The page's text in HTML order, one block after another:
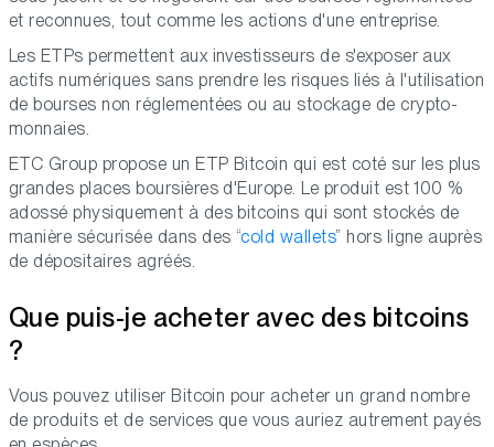
et reconnues, tout comme les actions d'une entreprise.
Les ETPs permettent aux investisseurs de s'exposer aux
actifs numériques sans prendre les risques liés à l'utilisation
de bourses non réglementées ou au stockage de crypto-
monnaies.
ETC Group propose un ETP Bitcoin qui est coté sur les plus
grandes places boursières d'Europe. Le produit est 100 %
adossé physiquement à des bitcoins qui sont stockés de
manière sécurisée dans des “cold wallets” hors ligne auprès
de dépositaires agréés.
Que puis-je acheter avec des bitcoins
?
Vous pouvez utiliser Bitcoin pour acheter un grand nombre
de produits et de services que vous auriez autrement payés